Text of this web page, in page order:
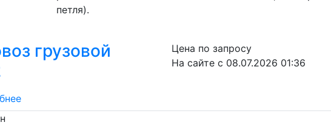
петля).
грузовой
Цена по запросу
На сайте с 08.07.2026 01:36